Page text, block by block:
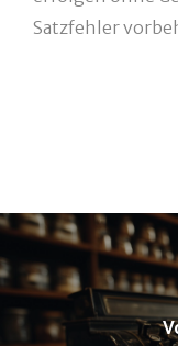
Satzfehler